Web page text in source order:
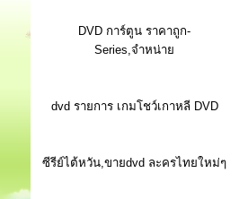
DVD การ์ตูน ราคาถูก-
Series,จำหน่าย
dvd รายการ เกมโชว์เกาหลี DVD
ซีรีย์ไต้หวัน,ขายdvd ละครไทยใหม่ๆ